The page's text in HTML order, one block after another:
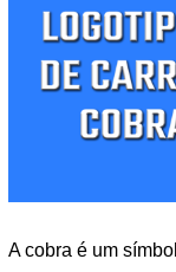
A cobra é um